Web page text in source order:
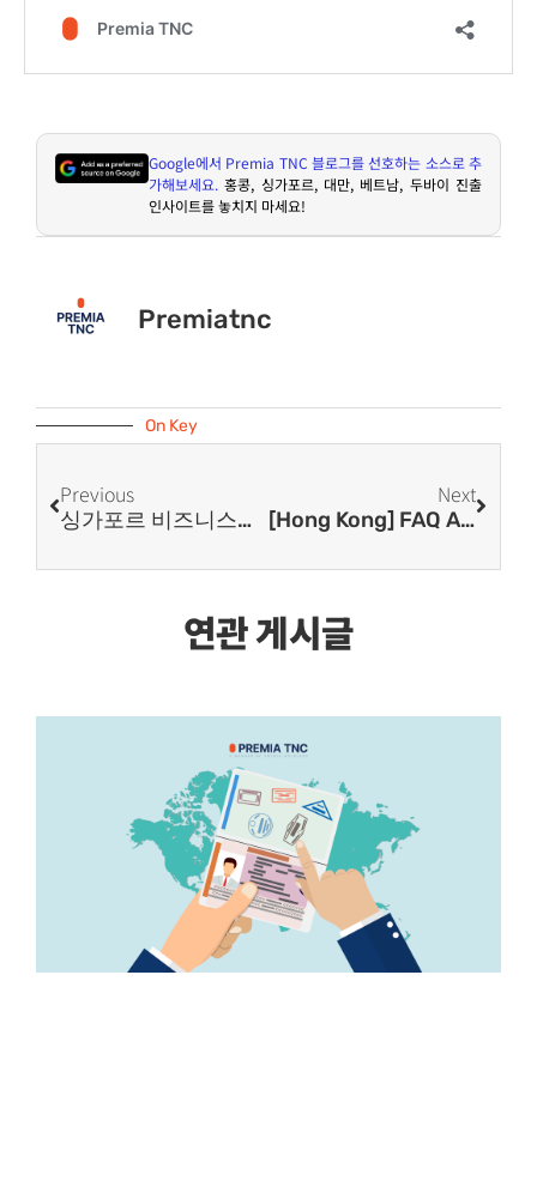
Google에서 Premia TNC블로그를 선호하는 소스로 추
가해보세요. 홍콩, 싱가포르, 대만, 베트남, 두바이 진출
인사이트를 놓치지 마세요!
Premiatnc
On Key
Previous
싱가포르 비즈니스를 위해 필요한 공인 Filing Agent
Next
[Hong Kong] FAQ About Registration For Dealers In Precious Metals And Stones
연관 게시글